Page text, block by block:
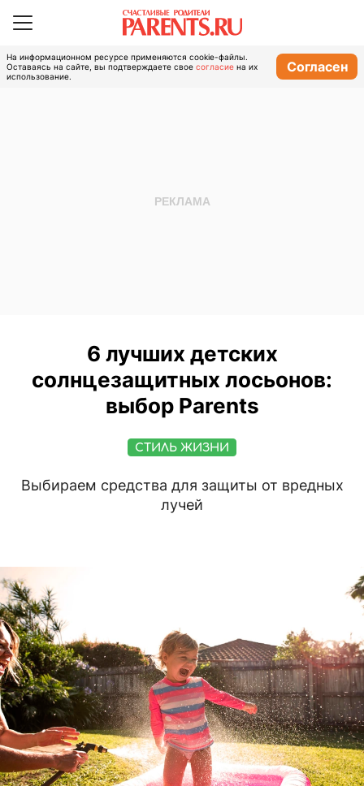
На информационном ресурсе применяются cookie-файлы.
Оставаясь на сайте, вы подтверждаете свое согласие на их
использование.
Согласен
6 лучших детских
солнцезащитных лосьонов:
выбор Parents
СТИЛЬ ЖИЗНИ
Выбираем средства для защиты от вредных
лучей